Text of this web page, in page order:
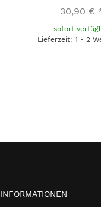
30,90 €
sofort
Lieferzeit: 1 - 2
INFORMATIONEN